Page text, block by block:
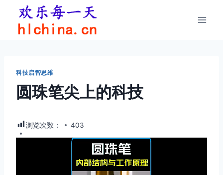
科技启智思维
圆珠笔尖上的科技
浏览次数： 403